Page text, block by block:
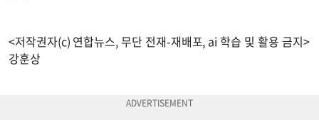
<저작권자(c) 연합뉴스, 무단 전재-재배포, ai 학습 및 활용 금지>
강훈상